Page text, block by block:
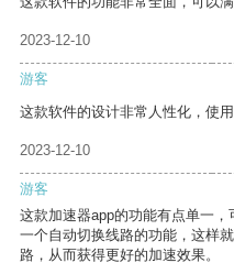
2023-12-10
游客
这款软件的设计非常人性化，使用
2023-12-10
游客
这款加速器app的功能有点单一
一个自动切换线路的功能，这样
路，从而获得更好的加速效果。